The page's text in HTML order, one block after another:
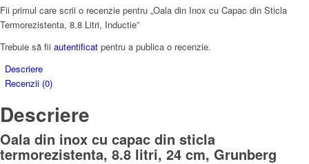
Fii primul care scrii o recenzie pentru „Oala din Inox cu Capac din Sticla
Termorezistenta, 8.8 Litri, Inductie”
Trebuie să fii autentificat pentru a publica o recenzie.
Descriere
Recenzii (0)
Descriere
Oala din inox cu capac din sticla
termorezistenta, 8.8 litri, 24 cm, Grunberg